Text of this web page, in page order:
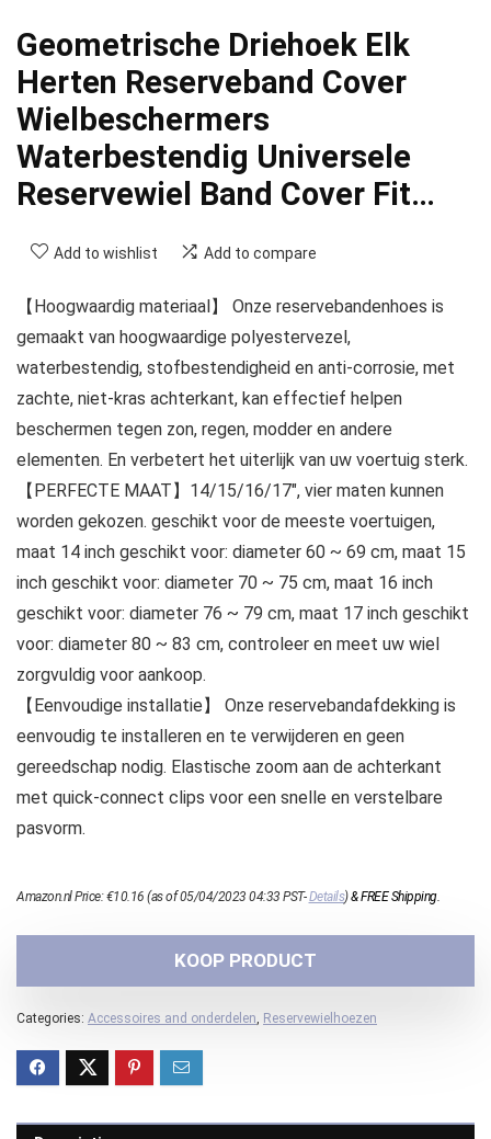
Geometrische Driehoek Elk
Herten Reserveband Cover
Wielbeschermers
Waterbestendig Universele
Reservewiel Band Cover Fit…
Add to wishlist Add to compare
【Hoogwaardig materiaal】 Onze reservebandenhoes is
gemaakt van hoogwaardige polyestervezel,
waterbestendig, stofbestendigheid en anti-corrosie, met
zachte, niet-kras achterkant, kan effectief helpen
beschermen tegen zon, regen, modder en andere
elementen. En verbetert het uiterlijk van uw voertuig sterk.
【PERFECTE MAAT】14/15/16/17″, vier maten kunnen
worden gekozen. geschikt voor de meeste voertuigen,
maat 14 inch geschikt voor: diameter 60 ~ 69 cm, maat 15
inch geschikt voor: diameter 70 ~ 75 cm, maat 16 inch
geschikt voor: diameter 76 ~ 79 cm, maat 17 inch geschikt
voor: diameter 80 ~ 83 cm, controleer en meet uw wiel
zorgvuldig voor aankoop.
【Eenvoudige installatie】 Onze reservebandafdekking is
eenvoudig te installeren en te verwijderen en geen
gereedschap nodig. Elastische zoom aan de achterkant
met quick-connect clips voor een snelle en verstelbare
pasvorm.
Amazon.nl Price:€10.16 (as of 05/04/2023 04:33 PST-Details)&FREE Shipping.
KOOP PRODUCT
Categories: Accessoires and onderdelen Reservewielhoezen